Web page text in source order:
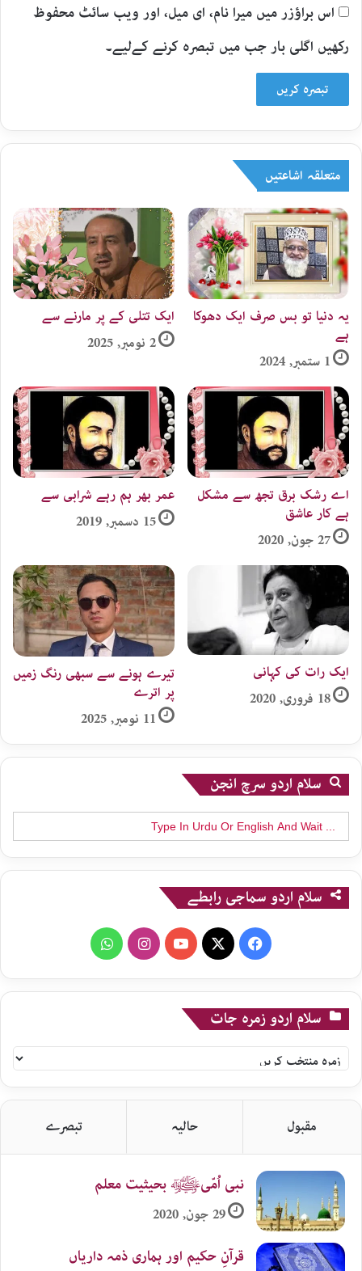
اس براؤزر میں میرا نام، ای میل، اور ویب سائٹ محفوظ
رکھیں اگلی بار جب میں تبصرہ کرنے کےلیے۔
متعلقہ اشاعتیں
یہ دنیا تو بس صرف ایک دھوکا
ہے
1 ستمبر, 2024
ایک تتلی کے پر مارنے سے
2 نومبر, 2025
اے رشک برق تجھ سے مشکل
ہے کار عاشق
27 جون, 2020
عمر بھر ہم رہے شرابی سے
15 دسمبر, 2019
ایک رات کی کہانی
18 فروری, 2020
تیرے ہونے سے سبھی رنگ زمیں
پر اترے
11 نومبر, 2025
سلام اردو سرچ انجن
Search
for:
سلام اردو سماجی رابطے
Facebook
YouTube
Instagram
WhatsApp
سلام اردو زمرہ جات
سلام
اردو
زمرہ
جات
مقبول حالیہ تبصرے
نبی اُمّیﷺ بحیثیت معلم
29 جون, 2020
قرآنِ حکیم اور ہماری ذمہ داریاں